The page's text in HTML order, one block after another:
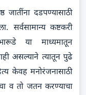
दडपण्यासाठी
सर्वसामान्य कष्टकरी
या माध्यमातून
असल्याने त्यातून पुढे
केवह मनोरंजनासाठी
व तो जतन करण्याचा